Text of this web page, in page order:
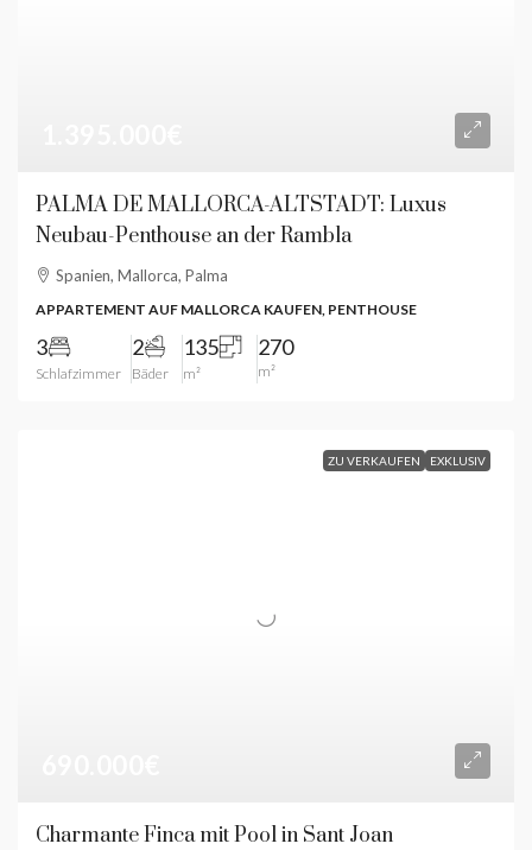
PALMA DE MALLORCA-ALTSTADT: Luxus
Neubau-Penthouse an der Rambla
Spanien, Mallorca, Palma
APPARTEMENT AUF MALLORCA KAUFEN, PENTHOUSE
3
Schlafzimmer
2
Bäder
135
m²
270
m²
ZU VERKAUFEN EXKLUSIV
Charmante Finca mit Pool in Sant Joan